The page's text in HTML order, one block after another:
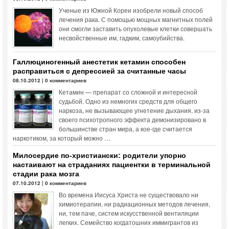
Ученые из Южной Кореи изобрели новый способ
лечения рака. С помощью мощных магнитных полей
они смогли заставить опухолевые клетки совершать
несвойственные им, гадким, самоубийства.
Галлюциногенный анестетик кетамин способен
расправиться с депрессией за считанные часы
08.10.2012 | 0 комментариев
Кетамин — препарат со сложной и интересной
судьбой. Одно из немногих средств для общего
наркоза, не вызывающее угнетение дыхания, из-за
своего психотропного эффекта демонизировано в
большинстве стран мира, а кое-где считается
наркотиком, за который можно …
Милосердие по-христиански: родители упорно
настаивают на страданиях пациентки в терминальной
стадии рака мозга
07.10.2012 | 0 комментариев
Во времена Иисуса Христа не существовало ни
химиотерапии, ни радиационных методов лечения,
ни, тем паче, систем искусственной вентиляции
легких. Семейство когдатошних иммигрантов из